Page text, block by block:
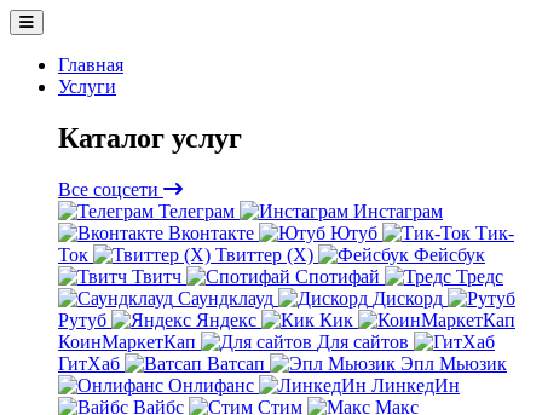
Главная
Услуги
Каталог услуг
Все соцсети
Телеграм
Инстаграм
Вконтакте
Ютуб
Тик-
Ток
Твиттер (X)
Фейсбук
Твитч
Спотифай
Тредс
Саундклауд
Дискорд
Рутуб
Яндекс
Кик
КоинМаркетКап
Для сайтов
ГитХаб
Ватсап
Эпл Мьюзик
Онлифанс
ЛинкедИн
Вайбс
Стим
Макс